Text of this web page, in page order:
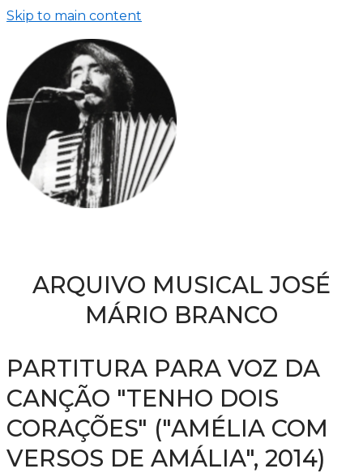
Skip to main content
ARQUIVO MUSICAL JOSÉ
MÁRIO BRANCO
PARTITURA PARA VOZ DA
CANÇÃO "TENHO DOIS
CORAÇÕES" ("AMÉLIA COM
VERSOS DE AMÁLIA", 2014)